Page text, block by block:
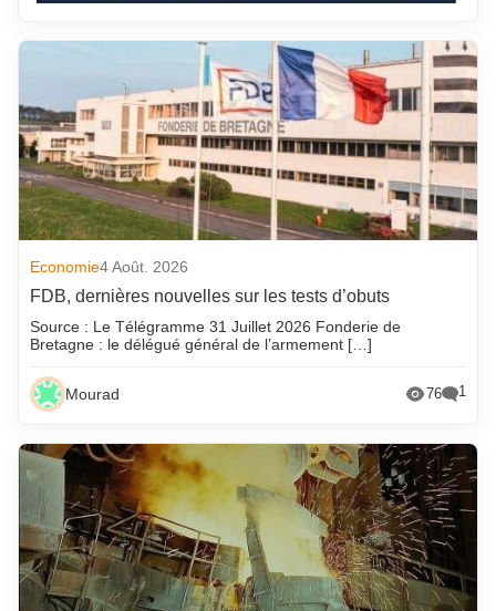
Economie4 Août. 2026
FDB, dernières nouvelles sur les tests d’obuts
Source : Le Télégramme 31 Juillet 2026 Fonderie de
Bretagne : le délégué général de l’armement […]
Mourad 76 1